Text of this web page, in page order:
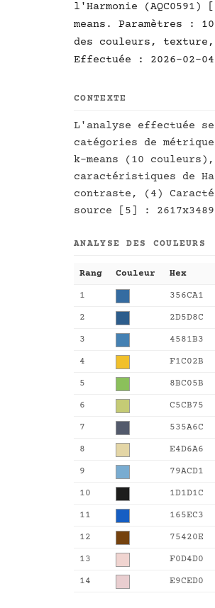
l'Harmonie
means. Paramètres :
des couleurs,
Effectuée : 2026-02-
CONTEXTE
L'analyse effectuée
catégories de
k-means (10
caractéristiques de
contraste, (4)
source [5] :
ANALYSE DES COULEURS
Rang Couleur Hex
1 356CA1
2 2D5D8C
3 4581B3
4 F1C02B
5 8BC05B
6 C5CB75
7 535A6C
8 E4D6A6
9 79ACD1
10 1D1D1C
11 165EC3
12 75420E
13 F0D4D0
14 E9CED0